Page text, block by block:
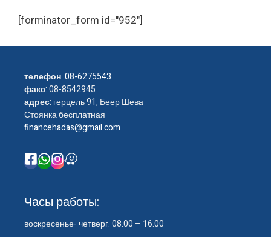
[forminator_form id="952"]
телефон:08-6275543
факс: 08-8542945
адрес: герцель 91, Беер Шева
Стоянка бесплатная
financehadas@gmail.com
Часы работы:
воскресенье- четверг: 08:00 – 16:00